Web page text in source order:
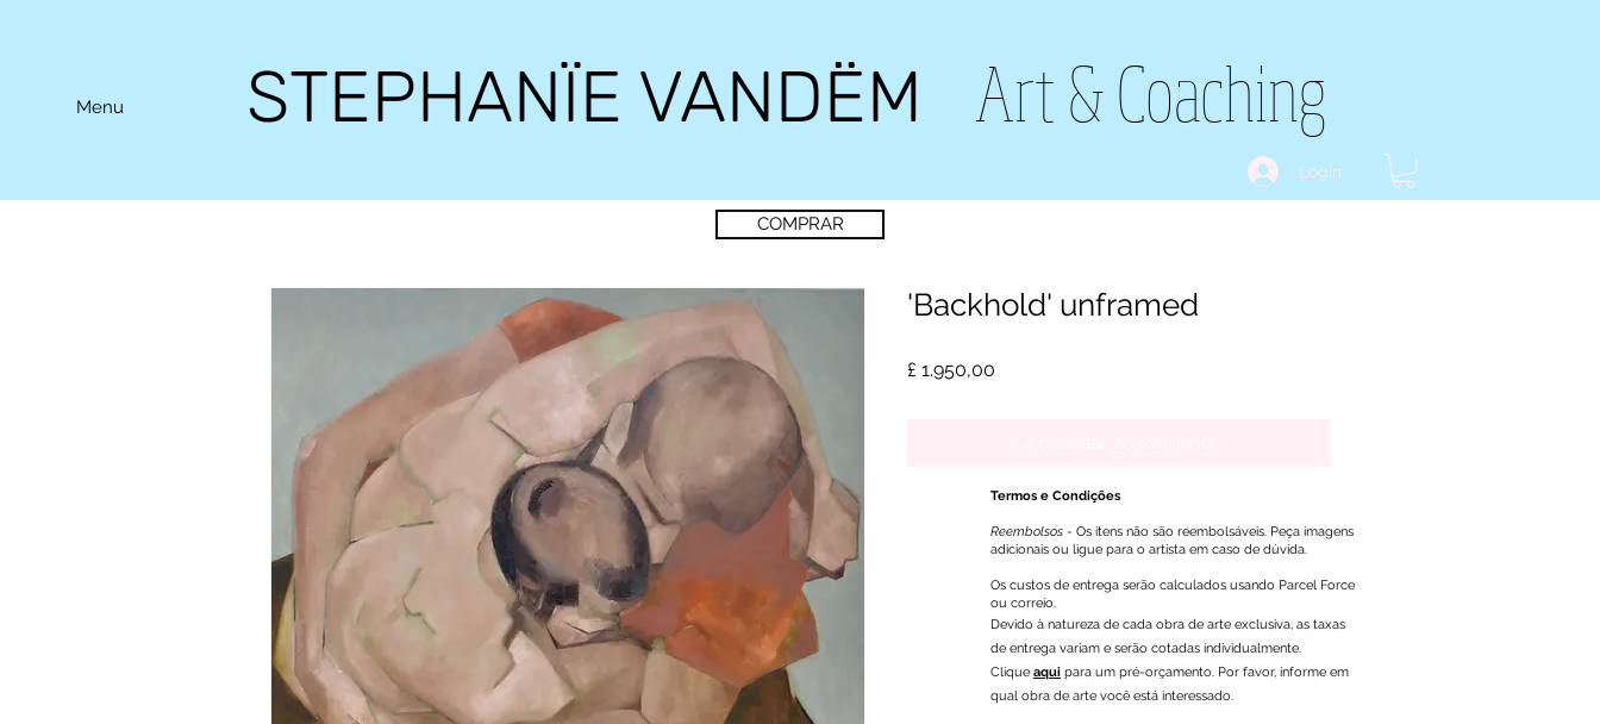
Menu STEPHANÏE VANDËM Art & Coaching
Login
COMPRAR
'Backhold' unframed
£ 1.950,00
Termos e Condições
Reembolsos - Os itens não são reembolsáveis. Peça imagens
adicionais ou ligue para o artista em caso de dúvida.
Os custos de entrega serão calculados usando Parcel Force
ou correio.
Devido à natureza de cada obra de arte exclusiva, as taxas
de entrega variam e serão cotadas individualmente.
Clique aqui para um pré-orçamento. Por favor, informe em
qual obra de arte você está interessado.